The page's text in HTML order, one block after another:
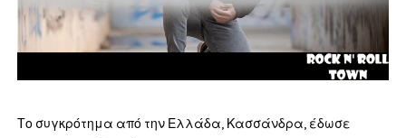
Το συγκρότημα από την Ελλάδα, Κασσάνδρα, έδωσε